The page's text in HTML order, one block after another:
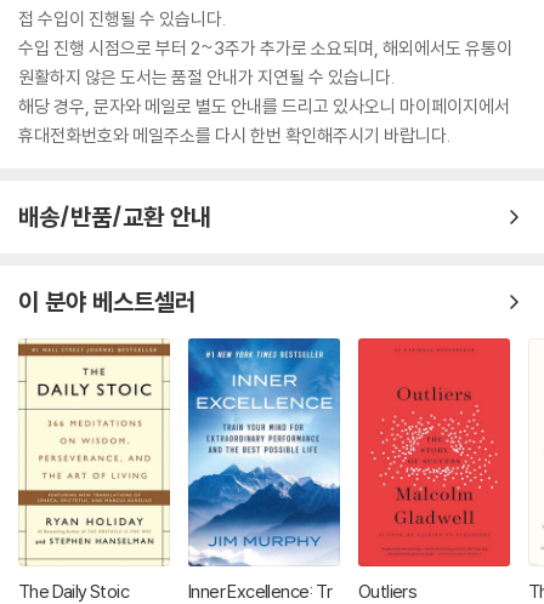
접 수입이 진행될 수 있습니다.
수입 진행 시점으로 부터 2~3주가 추가로 소요되며, 해외에서도 유통이
원활하지 않은 도서는 품절 안내가 지연될 수 있습니다.
해당 경우, 문자와 메일로 별도 안내를 드리고 있사오니 마이페이지에서
휴대전화번호와 메일주소를 다시 한번 확인해주시기 바랍니다.
배송/반품/교환 안내
이 분야 베스트셀러
The Daily Stoic
Inner Excellence: Tr
Outliers